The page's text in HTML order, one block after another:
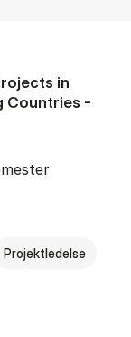
in
Countries -
Projektledelse